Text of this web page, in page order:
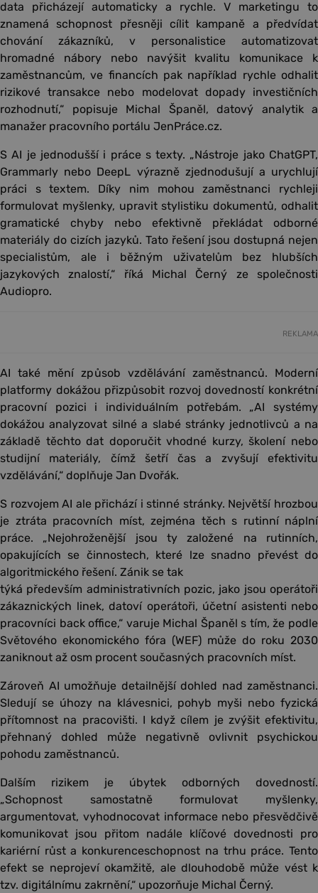
data přicházejí automaticky a rychle. V marketingu to
znamená schopnost přesněji cílit kampaně a předvídat
chování zákazníků, v personalistice automatizovat
hromadné nábory nebo navýšit kvalitu komunikace k
zaměstnancům, ve financích pak například rychle odhalit
rizikové transakce nebo modelovat dopady investičních
rozhodnutí,“ popisuje Michal Španěl, datový analytik a
manažer pracovního portálu JenPráce.cz.
S AI je jednodušší i práce s texty. „Nástroje jako ChatGPT,
Grammarly nebo DeepL výrazně zjednodušují a urychlují
práci s textem. Díky nim mohou zaměstnanci rychleji
formulovat myšlenky, upravit stylistiku dokumentů, odhalit
gramatické chyby nebo efektivně překládat odborné
materiály do cizích jazyků. Tato řešení jsou dostupná nejen
specialistům, ale i běžným uživatelům bez hlubších
jazykových znalostí,“ říká Michal Černý ze společnosti
Audiopro.
REKLAMA
AI také mění způsob vzdělávání zaměstnanců. Moderní
platformy dokážou přizpůsobit rozvoj dovedností konkrétní
pracovní pozici i individuálním potřebám. „AI systémy
dokážou analyzovat silné a slabé stránky jednotlivců a na
základě těchto dat doporučit vhodné kurzy, školení nebo
studijní materiály, čímž šetří čas a zvyšují efektivitu
vzdělávání,“ doplňuje Jan Dvořák.
S rozvojem AI ale přichází i stinné stránky. Největší hrozbou
je ztráta pracovních míst, zejména těch s rutinní náplní
práce. „Nejohroženější jsou ty založené na rutinních,
opakujících se činnostech, které lze snadno převést do
algoritmického řešení. Zánik se tak
týká především administrativních pozic, jako jsou operátoři
zákaznických linek, datoví operátoři, účetní asistenti nebo
pracovníci back office,“ varuje Michal Španěl s tím, že podle
Světového ekonomického fóra (WEF) může do roku 2030
zaniknout až osm procent současných pracovních míst.
Zároveň AI umožňuje detailnější dohled nad zaměstnanci.
Sledují se úhozy na klávesnici, pohyb myši nebo fyzická
přítomnost na pracovišti. I když cílem je zvýšit efektivitu,
přehnaný dohled může negativně ovlivnit psychickou
pohodu zaměstnanců.
Dalším rizikem je úbytek odborných dovedností.
„Schopnost samostatně formulovat myšlenky,
argumentovat, vyhodnocovat informace nebo přesvědčivě
komunikovat jsou přitom nadále klíčové dovednosti pro
kariérní růst a konkurenceschopnost na trhu práce. Tento
efekt se neprojeví okamžitě, ale dlouhodobě může vést k
tzv. digitálnímu zakrnění,“ upozorňuje Michal Černý.